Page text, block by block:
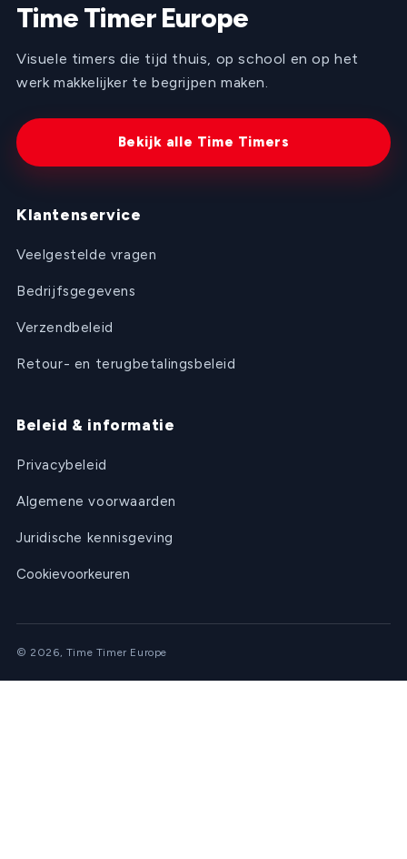
Time Timer Europe
Visuele timers die tijd thuis, op school en op het
werk makkelijker te begrijpen maken.
Bekijk alle Time Timers
Klantenservice
Veelgestelde vragen
Bedrijfsgegevens
Verzendbeleid
Retour- en terugbetalingsbeleid
Beleid & informatie
Privacybeleid
Algemene voorwaarden
Juridische kennisgeving
Cookievoorkeuren
© 2026, Time Timer Europe